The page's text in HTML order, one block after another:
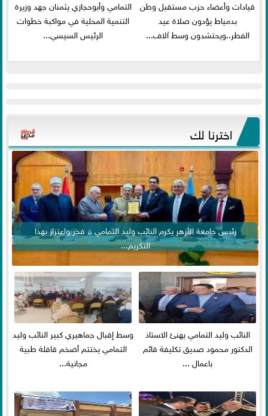
قيادات وأعضاء حزب مستقبل وطن
بدمياط يؤدون صلاة عيد
الفطر..ويحتشدون وسط آلاف...
التمامي وأبوحجازي يثمنان جهد وزيرة
التنمية المحلية في مواكبة خطوات
الرئيس السيسي...
اخترنا لك
رئيس جامعة الأزهر يكرم النائب وليد التمامي .. فخر واعتزاز بهذا
التكريم...
النائب وليد التمامي يهنئ الاستاذ
الدكتور محمود صديق تكليفة قائم
باعمال ...
وسط إقبال جماهيري كبير النائب وليد
التمامي يختتم أضخم قافلة طبية
مجانية...